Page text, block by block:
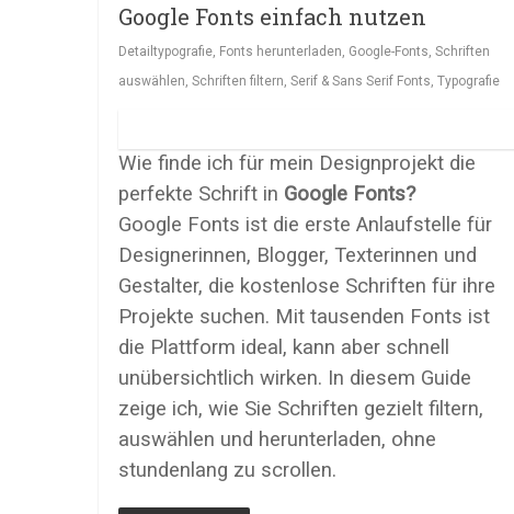
Google Fonts einfach nutzen
Detailtypografie Fonts herunterladen Google-Fonts Schriften
auswählen Schriften filtern Serif & Sans Serif Fonts Typografie
Wie finde ich für mein Designprojekt die
perfekte Schrift in Google Fonts?
Google Fonts ist die erste Anlaufstelle für
Designerinnen, Blogger, Texterinnen und
Gestalter, die kostenlose Schriften für ihre
Projekte suchen. Mit tausenden Fonts ist
die Plattform ideal, kann aber schnell
unübersichtlich wirken. In diesem Guide
zeige ich, wie Sie Schriften gezielt filtern,
auswählen und herunterladen, ohne
stundenlang zu scrollen.